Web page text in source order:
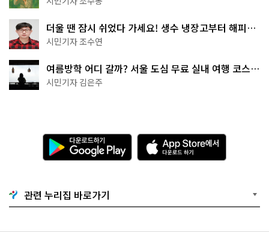
더울 땐 잠시 쉬었다 가세요! 생수 냉장고부터 해피소
·무더위쉼터까지
시민기자 조수연
여름방학 어디 갈까? 서울 도심 무료 실내 여행 코스
추천
시민기자 김은주
다
운
로
기
G
o
A
p
p
e
관련 누리집 바로가기